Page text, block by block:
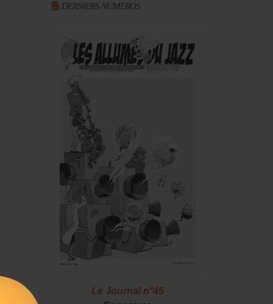
DERNIERS NUMÉROS
Le Journal n°45